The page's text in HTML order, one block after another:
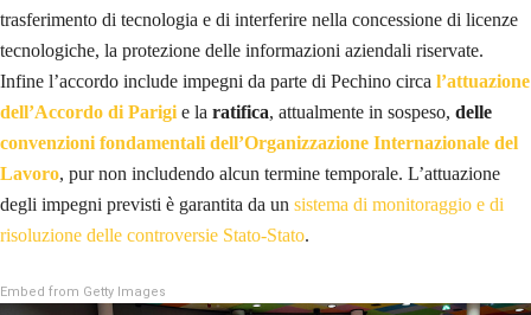
trasferimento di tecnologia e di interferire nella concessione di licenze
tecnologiche, la protezione delle informazioni aziendali riservate.
Infine l’accordo include impegni da parte di Pechino circa l’attuazione
dell’Accordo di Parigi e la ratifica, attualmente in sospeso, delle
convenzioni fondamentali dell’Organizzazione Internazionale del
Lavoro, pur non includendo alcun termine temporale. L’attuazione
degli impegni previsti è garantita da un sistema di monitoraggio e di
risoluzione delle controversie Stato-Stato.
Embed from Getty Images